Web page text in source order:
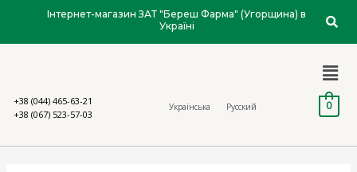
Інтернет-магазин ЗАТ "Береш Фарма" (Угорщина) в
Україні
+38 (044) 465-63-21
+38 (067) 523-57-03
Українська Русский 0